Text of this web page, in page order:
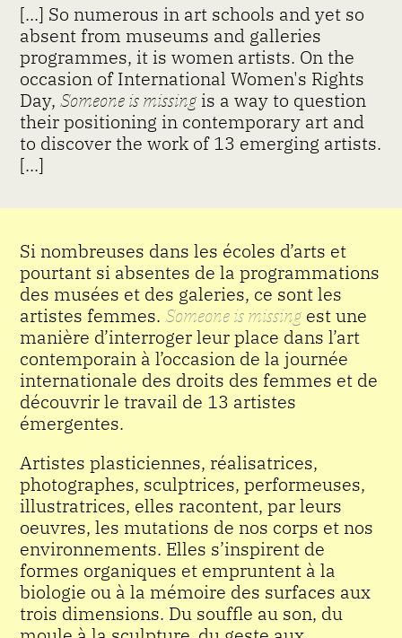
[...] So numerous in art schools and yet so
absent from museums and galleries
programmes, it is women artists. On the
occasion of International Women's Rights
Day,Someone is missing is a way to question
their positioning in contemporary art and
to discover the work of 13 emerging artists.
[...]
Si nombreuses dans les écoles d’arts et
pourtant si absentes de la programmations
des musées et des galeries, ce sont les
artistes femmes.Someone is missing est une
manière d’interroger leur place dans l’art
contemporain à l’occasion de la journée
internationale des droits des femmes et de
découvrir le travail de 13 artistes
émergentes.
Artistes plasticiennes, réalisatrices,
photographes, sculptrices, performeuses,
illustratrices, elles racontent, par leurs
oeuvres, les mutations de nos corps et nos
environnements. Elles s’inspirent de
formes organiques et empruntent à la
biologie ou à la mémoire des surfaces aux
trois dimensions. Du souffle au son, du